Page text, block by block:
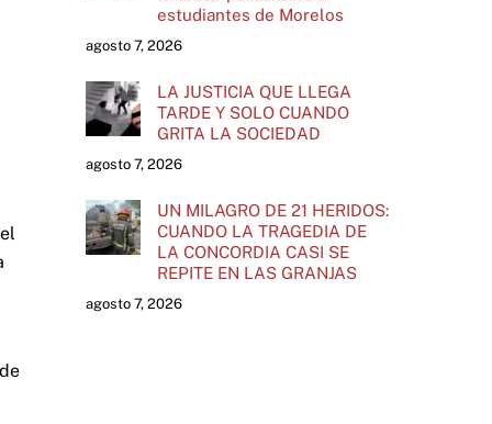
estudiantes de Morelos
agosto 7, 2026
LA JUSTICIA QUE LLEGA
TARDE Y SOLO CUANDO
GRITA LA SOCIEDAD
agosto 7, 2026
UN MILAGRO DE 21 HERIDOS:
CUANDO LA TRAGEDIA DE
LA CONCORDIA CASI SE
REPITE EN LAS GRANJAS
agosto 7, 2026